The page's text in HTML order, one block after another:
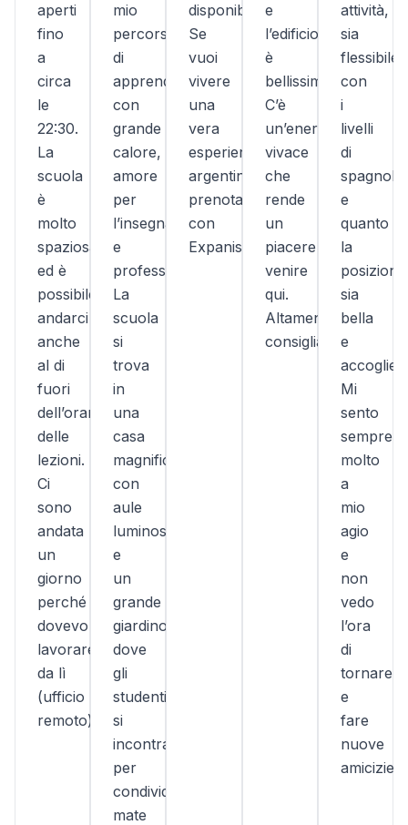
aperti
fino
a
circa
le
22:30.
La
scuola
è
molto
spaziosa
ed è
possibile
andarci
anche
al di
fuori
dell’orario
delle
lezioni.
Ci
sono
andata
un
giorno
perché
dovevo
lavorare
da lì
(ufficio
remoto).
mio
percorso
di
apprendimento
con
grande
calore,
amore
per
l’insegnamento
e
professionalità.
La
scuola
si
trova
in
una
casa
magnifica,
con
aule
luminose
e
un
grande
giardino
dove
gli
studenti
si
incontrano
per
condividere
mate
disponibili.
Se
vuoi
vivere
una
vera
esperienza
argentina,
prenota
con
Expanish!
e
l’edificio
è
bellissimo.
C’è
un’energia
vivace
che
rende
un
piacere
venire
qui.
Altamente
consigliato!
attività,
sia
flessibile
con
i
livelli
di
spagnolo
e
quanto
la
posizione
sia
bella
e
Mi
sento
sempre
molto
a
mio
agio
e
non
vedo
l’ora
di
tornare
e
fare
nuove
amicizie!